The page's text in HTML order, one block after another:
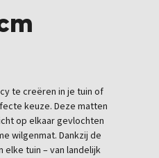
te creëren in je tuin of
keuze. Deze matten
op elkaar gevlochten
wilgenmat. Dankzij de
tuin – van landelijk